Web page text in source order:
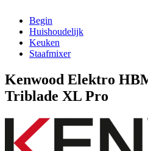
Begin
Huishoudelijk
Keuken
Staafmixer
Kenwood Elektro
Triblade XL Pro